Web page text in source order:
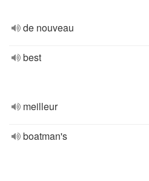
de nouveau
best
meilleur
boatman's